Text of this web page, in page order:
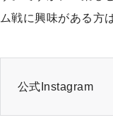
ム戦に興味がある方
公式Instagram